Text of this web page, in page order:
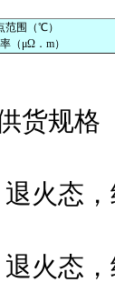
范围（℃）
（ μΩ． m）
货规格
火态
火态